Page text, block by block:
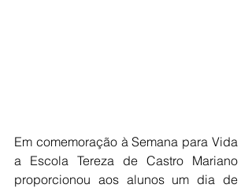
Em comemoração à Semana para Vida
a Escola Tereza de Castro Mariano
proporcionou aos alunos um dia de